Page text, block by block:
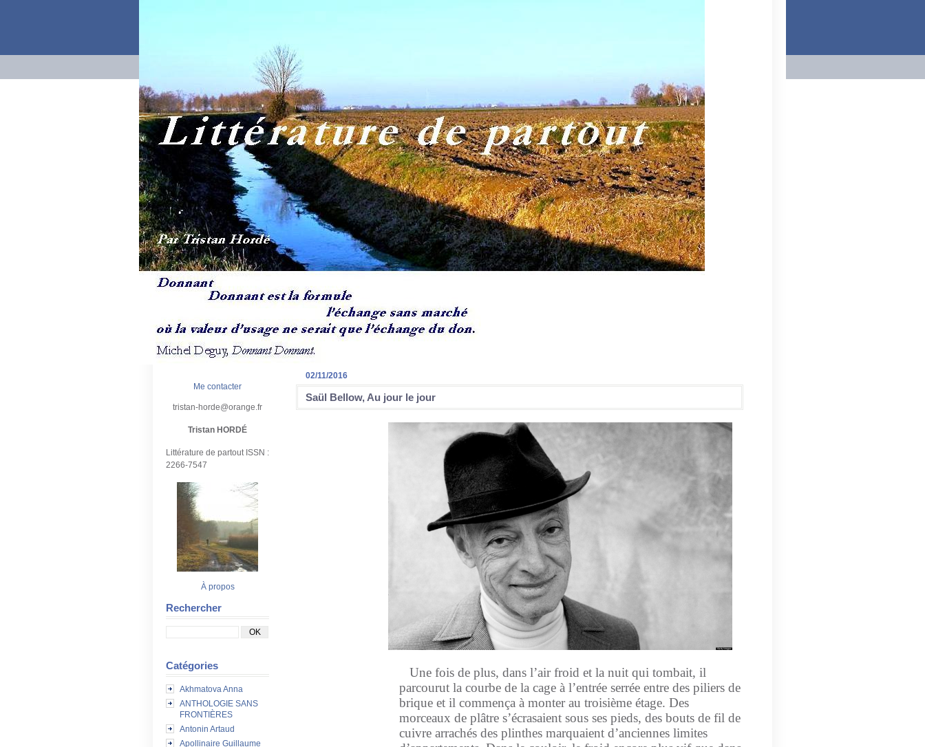
Me contacter
tristan-horde@orange.fr
Tristan HORDÉ
Littérature de partout ISSN :
2266-7547
À propos
Rechercher
Catégories
Akhmatova Anna
ANTHOLOGIE SANS
FRONTIÈRES
Antonin Artaud
Apollinaire Guillaume
02/11/2016
Saül Bellow, Au jour le jour
Une fois de plus, dans l’air froid et la nuit qui tombait, il
parcourut la courbe de la cage à l’entrée serrée entre des piliers de
brique et il commença à monter au troisième étage. Des
morceaux de plâtre s’écrasaient sous ses pieds, des bouts de fil de
cuivre arrachés des plinthes marquaient d’anciennes limites